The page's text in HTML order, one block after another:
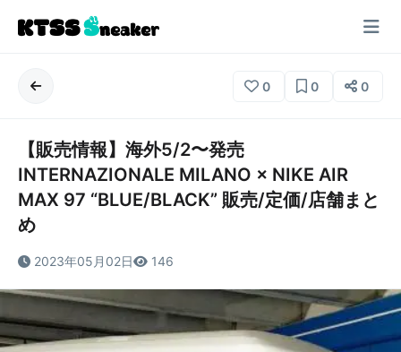
0 0 0
【販売情報】海外5/2〜発売
INTERNAZIONALE MILANO × NIKE AIR
MAX 97 “BLUE/BLACK” 販売/定価/店舗まと
め
2023年05月02日 146